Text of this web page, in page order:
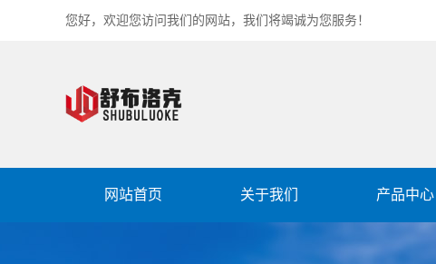
您好，欢迎您访问我们的网站，我们将竭诚为您服务！
网站首页 关于我们 产品中心